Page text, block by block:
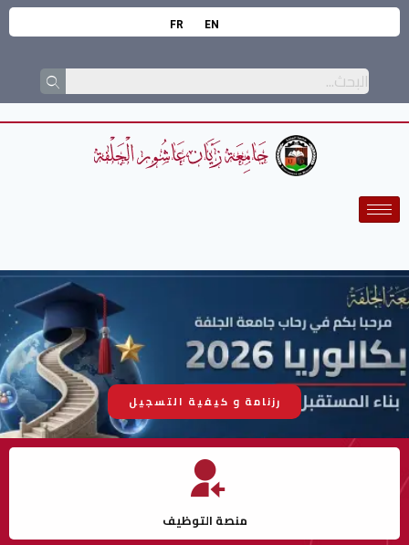
EN
FR
رزنامة و كيفية التسجيل
منصة التوظيف